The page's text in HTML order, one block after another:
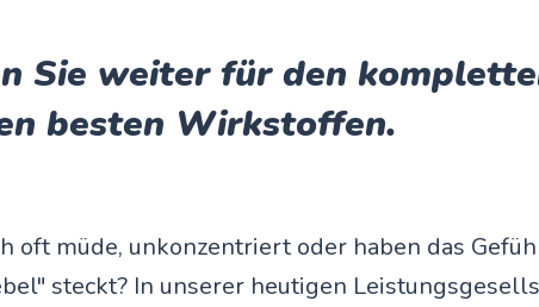
Sie weiter für den
besten Wirkstoffen.
oft müde, unkonzentriert oder haben das
steckt? In unserer heutigen